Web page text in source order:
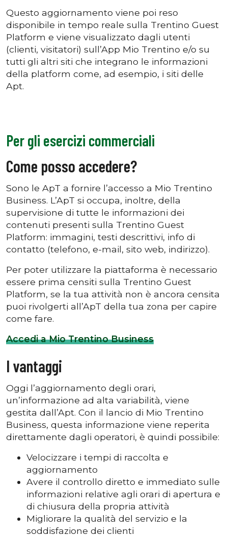
Questo aggiornamento viene poi reso
disponibile in tempo reale sulla Trentino Guest
Platform e viene visualizzato dagli utenti
(clienti, visitatori) sull’App Mio Trentino e/o su
tutti gli altri siti che integrano le informazioni
della platform come, ad esempio, i siti delle
Apt.
Per gli esercizi commerciali
Come posso accedere?
Sono le ApT a fornire l’accesso a Mio Trentino
Business. L’ApT si occupa, inoltre, della
supervisione di tutte le informazioni dei
contenuti presenti sulla Trentino Guest
Platform: immagini, testi descrittivi, info di
contatto (telefono, e-mail, sito web, indirizzo).
Per poter utilizzare la piattaforma è necessario
essere prima censiti sulla Trentino Guest
Platform, se la tua attività non è ancora censita
puoi rivolgerti all’ApT della tua zona per capire
come fare.
Accedi a Mio Trentino Business
I vantaggi
Oggi l’aggiornamento degli orari,
un’informazione ad alta variabilità, viene
gestita dall’Apt. Con il lancio di Mio Trentino
Business, questa informazione viene reperita
direttamente dagli operatori, è quindi possibile:
Velocizzare i tempi di raccolta e
aggiornamento
Avere il controllo diretto e immediato sulle
informazioni relative agli orari di apertura e
di chiusura della propria attività
Migliorare la qualità del servizio e la
soddisfazione dei clienti